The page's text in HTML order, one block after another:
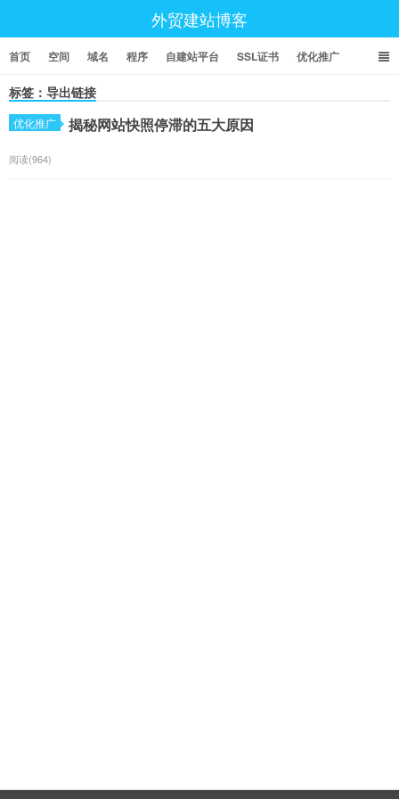
外贸建站博客
首页 空间 域名 程序 自建站平台 SSL证书 优化推广
标签：导出链接
优化推广 揭秘网站快照停滞的五大原因
阅读(964)